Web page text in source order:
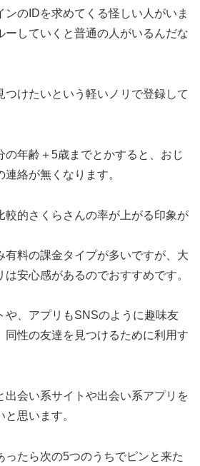
ンのIDを求めてくる怪しい人がいま
ーしていくと普通の人がいるんだな
つけたいという軽いノリで登録して
の年齢＋5歳までとかすると、おじ
絡が無くなります。
較的さくらさんの率が上がる印象が
有料の課金タイプが多いですが、大
安心感があるのでおすすめです。
や、アプリもSNSのように趣味友
同性の友達を見つけるために利用す
出会い系サイトや出会い系アプリを
思います。
ったら次の5つのうちでピンと来た